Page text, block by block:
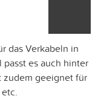
das Verkabeln in
es auch hinter
zudem geeignet für